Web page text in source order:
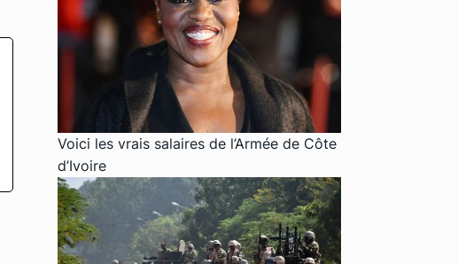
Voici les vrais salaires de l’Armée de Côte
d’Ivoire